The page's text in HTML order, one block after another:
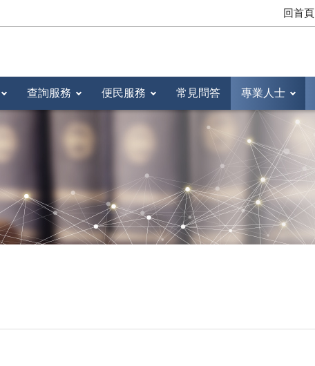
回首頁
查詢服務 便民服務 常見問答 專業人士